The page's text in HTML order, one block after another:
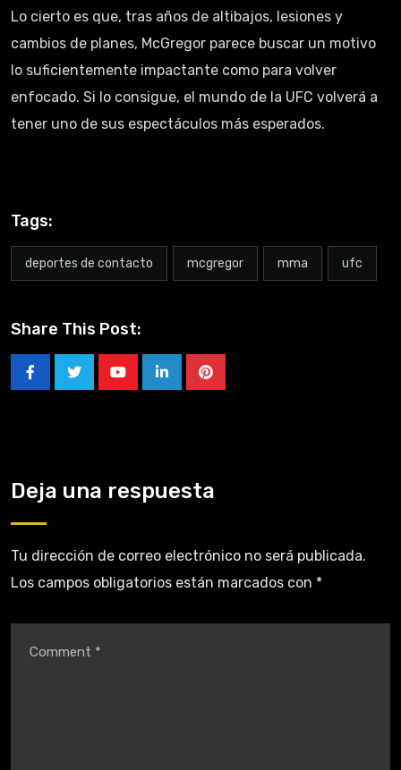
Lo cierto es que, tras años de altibajos, lesiones y
cambios de planes, McGregor parece buscar un motivo
lo suficientemente impactante como para volver
enfocado. Si lo consigue, el mundo de la UFC volverá a
tener uno de sus espectáculos más esperados.
Tags:
deportes de contacto mcgregor mma ufc
Share This Post:
Deja una respuesta
Tu dirección de correo electrónico no será publicada.
Los campos obligatorios están marcados con *